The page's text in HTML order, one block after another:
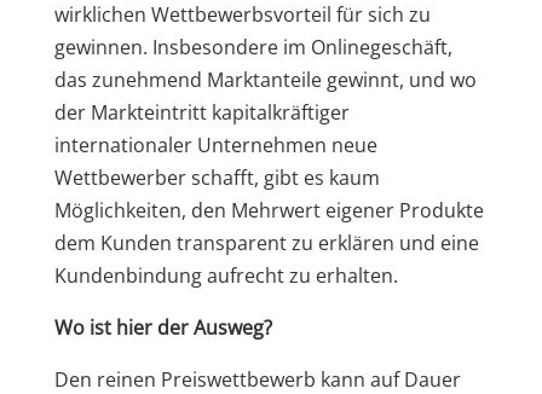
wirklichen Wettbewerbsvorteil für sich zu
gewinnen. Insbesondere im Onlinegeschäft,
das zunehmend Marktanteile gewinnt, und wo
der Markteintritt kapitalkräftiger
internationaler Unternehmen neue
Wettbewerber schafft, gibt es kaum
Möglichkeiten, den Mehrwert eigener Produkte
dem Kunden transparent zu erklären und eine
Kundenbindung aufrecht zu erhalten.
Wo ist hier der Ausweg?
Den reinen Preiswettbewerb kann auf Dauer